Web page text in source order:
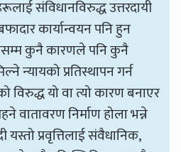
संविधानविरुद्ध उत्तरदायी
कार्यान्वयन पनि हुन
कुनै कारणले पनि कुनै
न्यायको प्रतिस्थापन गर्न
यो वा त्यो कारण बनाएर
वातावरण निर्माण होला भन्ने
प्रवृत्तिलाई संवैधानिक,